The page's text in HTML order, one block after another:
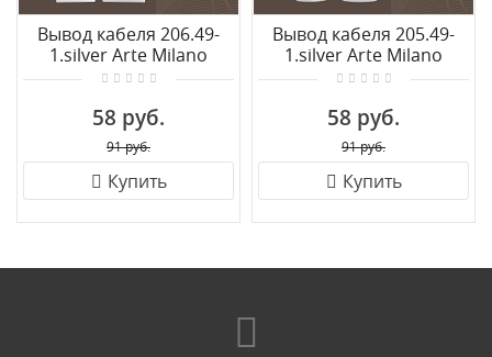
Вывод кабеля 206.49-
1.silver Arte Milano
58 руб.
91 руб.
Купить
Вывод кабеля 205.49-
1.silver Arte Milano
58 руб.
91 руб.
Купить